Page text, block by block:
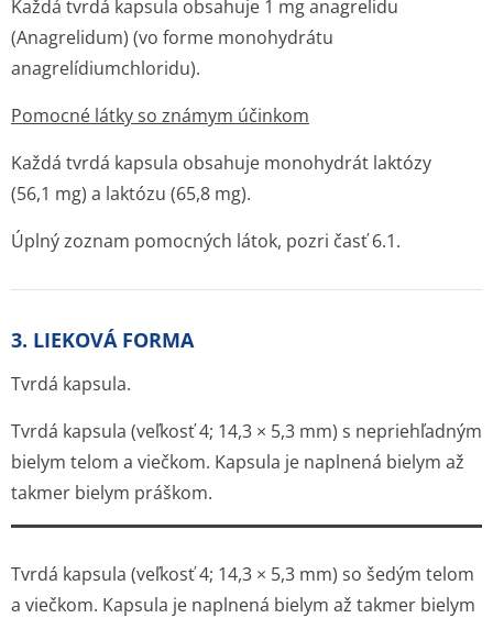
Každá tvrdá kapsula obsahuje 1 mg anagrelidu
(Anagrelidum) (vo forme monohydrátu
anagrelídiumchlo­ridu).
Pomocné látky so známym účinkom
Každá tvrdá kapsula obsahuje monohydrát laktózy
(56,1 mg) a laktózu (65,8 mg).
Úplný zoznam pomocných látok, pozri časť 6.1.
3. LIEKOVÁ FORMA
Tvrdá kapsula.
Tvrdá kapsula (veľkosť 4; 14,3 × 5,3 mm) s nepriehľadným
bielym telom a viečkom. Kapsula je naplnená bielym až
takmer bielym práškom.
Tvrdá kapsula (veľkosť 4; 14,3 × 5,3 mm) so šedým telom
a viečkom. Kapsula je naplnená bielym až takmer bielym